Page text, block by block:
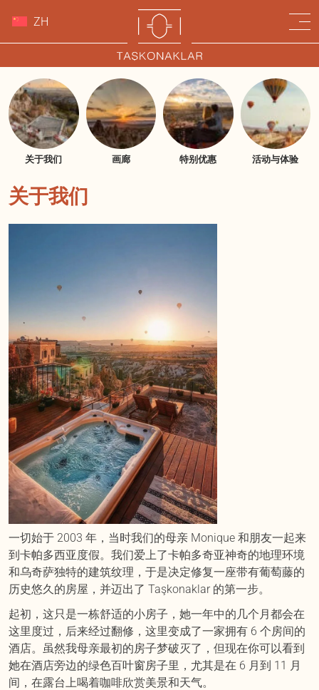
ZH
关于我们 画廊 特别优惠 活动与体验
关于我们
一切始于 2003 年，当时我们的母亲 Monique 和朋友一起来
到卡帕多西亚度假。我们爱上了卡帕多奇亚神奇的地理环境
和乌奇萨独特的建筑纹理，于是决定修复一座带有葡萄藤的
历史悠久的房屋，并迈出了 Taşkonaklar 的第一步。
起初，这只是一栋舒适的小房子，她一年中的几个月都会在
这里度过，后来经过翻修，这里变成了一家拥有 6 个房间的
酒店。虽然我母亲最初的房子梦破灭了，但现在你可以看到
她在酒店旁边的绿色百叶窗房子里，尤其是在 6 月到 11 月
间，在露台上喝着咖啡欣赏美景和天气。